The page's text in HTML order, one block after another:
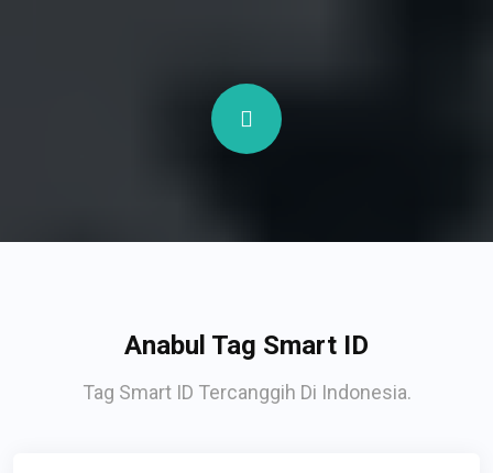
Anabul Tag Smart ID
Tag Smart ID Tercanggih Di Indonesia.